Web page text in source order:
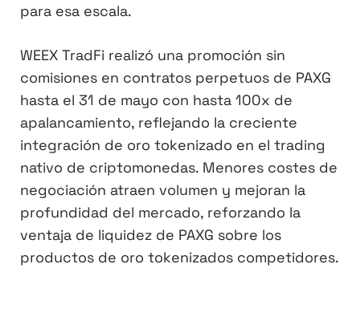
para esa escala.
WEEX TradFi realizó una promoción sin
comisiones en contratos perpetuos de PAXG
hasta el 31 de mayo con hasta 100x de
apalancamiento, reflejando la creciente
integración de oro tokenizado en el trading
nativo de criptomonedas. Menores costes de
negociación atraen volumen y mejoran la
profundidad del mercado, reforzando la
ventaja de liquidez de PAXG sobre los
productos de oro tokenizados competidores.